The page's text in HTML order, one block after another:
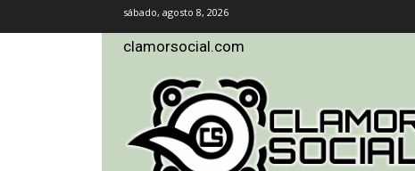
sábado, agosto 8, 2026
clamorsocial.com